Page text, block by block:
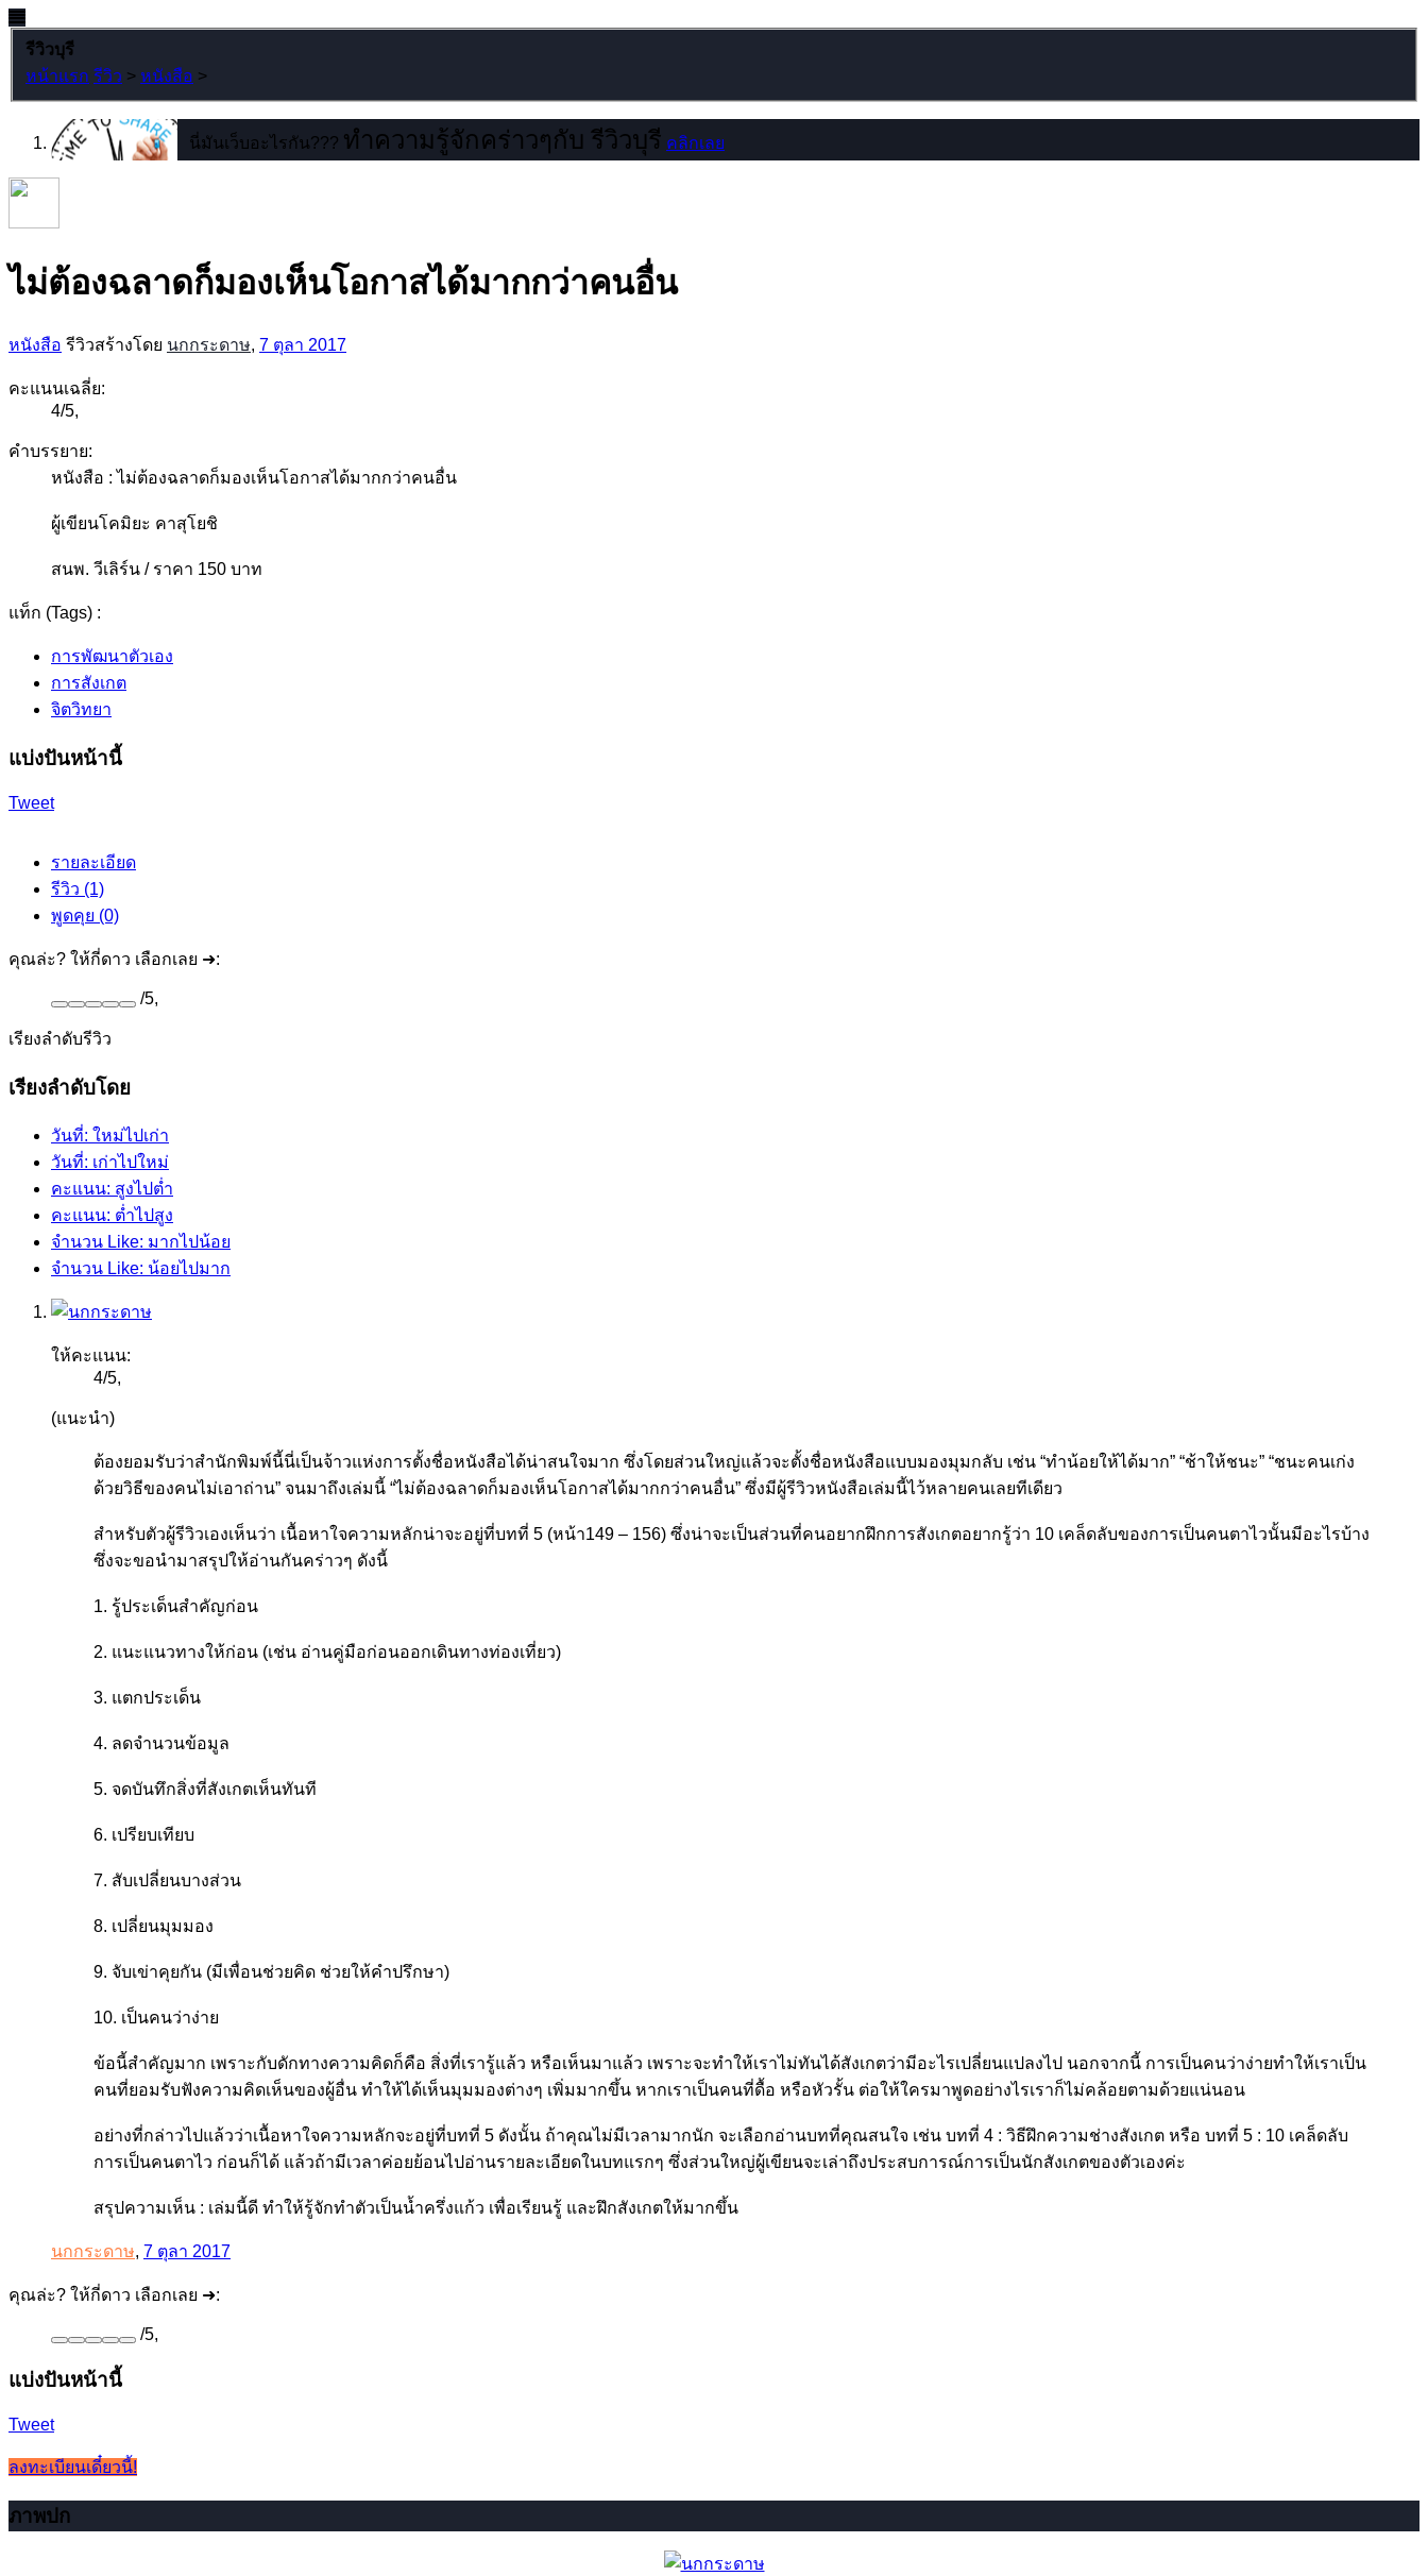
รีวิวบุรี
หน้าแรก รีวิว > หนังสือ >
นี่มันเว็บอะไรกัน??? ทำความรู้จักคร่าวๆกับ รีวิวบุรี คลิกเลย
ไม่ต้องฉลาดก็มองเห็นโอกาสได้มากกว่าคนอื่น
หนังสือ รีวิวสร้างโดย นกกระดาษ, 7 ตุลา 2017
คะแนนเฉลี่ย:
4/5,
คำบรรยาย:
หนังสือ : ไม่ต้องฉลาดก็มองเห็นโอกาสได้มากกว่าคนอื่น
ผู้เขียนโคมิยะ คาสุโยชิ
สนพ. วีเลิร์น / ราคา 150 บาท
แท็ก (Tags) :
การพัฒนาตัวเอง
การสังเกต
จิตวิทยา
แบ่งปันหน้านี้
Tweet
รายละเอียด
รีวิว (1)
พูดคุย (0)
คุณล่ะ? ให้กี่ดาว เลือกเลย ➜:
/5,
เรียงลำดับรีวิว
เรียงลำดับโดย
วันที่: ใหม่ไปเก่า
วันที่: เก่าไปใหม่
คะแนน: สูงไปต่ำ
คะแนน: ต่ำไปสูง
จำนวน Like: มากไปน้อย
จำนวน Like: น้อยไปมาก
ให้คะแนน:
4/5,
(แนะนำ)
ต้องยอมรับว่าสำนักพิมพ์นี้นี่เป็นจ้าวแห่งการตั้งชื่อหนังสือได้น่าสนใจมาก ซึ่งโดยส่วนใหญ่แล้วจะตั้งชื่อหนังสือแบบมองมุมกลับ เช่น “ทำน้อยให้ได้มาก” “ช้าให้ชนะ” “ชนะคนเก่ง
ด้วยวิธีของคนไม่เอาถ่าน” จนมาถึงเล่มนี้ “ไม่ต้องฉลาดก็มองเห็นโอกาสได้มากกว่าคนอื่น” ซึ่งมีผู้รีวิวหนังสือเล่มนี้ไว้หลายคนเลยทีเดียว
สำหรับตัวผู้รีวิวเองเห็นว่า เนื้อหาใจความหลักน่าจะอยู่ที่บทที่ 5 (หน้า149 – 156) ซึ่งน่าจะเป็นส่วนที่คนอยากฝึกการสังเกตอยากรู้ว่า 10 เคล็ดลับของการเป็นคนตาไวนั้นมีอะไรบ้าง
ซึ่งจะขอนำมาสรุปให้อ่านกันคร่าวๆ ดังนี้
1. รู้ประเด็นสำคัญก่อน
2. แนะแนวทางให้ก่อน (เช่น อ่านคู่มือก่อนออกเดินทางท่องเที่ยว)
3. แตกประเด็น
4. ลดจำนวนข้อมูล
5. จดบันทึกสิ่งที่สังเกตเห็นทันที
6. เปรียบเทียบ
7. สับเปลี่ยนบางส่วน
8. เปลี่ยนมุมมอง
9. จับเข่าคุยกัน (มีเพื่อนช่วยคิด ช่วยให้คำปรึกษา)
10. เป็นคนว่าง่าย
ข้อนี้สำคัญมาก เพราะกับดักทางความคิดก็คือ สิ่งที่เรารู้แล้ว หรือเห็นมาแล้ว เพราะจะทำให้เราไม่ทันได้สังเกตว่ามีอะไรเปลี่ยนแปลงไป นอกจากนี้ การเป็นคนว่าง่ายทำให้เราเป็น
คนที่ยอมรับฟังความคิดเห็นของผู้อื่น ทำให้ได้เห็นมุมมองต่างๆ เพิ่มมากขึ้น หากเราเป็นคนที่ดื้อ หรือหัวรั้น ต่อให้ใครมาพูดอย่างไรเราก็ไม่คล้อยตามด้วยแน่นอน
อย่างที่กล่าวไปแล้วว่าเนื้อหาใจความหลักจะอยู่ที่บทที่ 5 ดังนั้น ถ้าคุณไม่มีเวลามากนัก จะเลือกอ่านบทที่คุณสนใจ เช่น บทที่ 4 : วิธีฝึกความช่างสังเกต หรือ บทที่ 5 : 10 เคล็ดลับ
การเป็นคนตาไว ก่อนก็ได้ แล้วถ้ามีเวลาค่อยย้อนไปอ่านรายละเอียดในบทแรกๆ ซึ่งส่วนใหญ่ผู้เขียนจะเล่าถึงประสบการณ์การเป็นนักสังเกตของตัวเองค่ะ
สรุปความเห็น : เล่มนี้ดี ทำให้รู้จักทำตัวเป็นน้ำครึ่งแก้ว เพื่อเรียนรู้ และฝึกสังเกตให้มากขึ้น
นกกระดาษ, 7 ตุลา 2017
คุณล่ะ? ให้กี่ดาว เลือกเลย ➜:
/5,
แบ่งปันหน้านี้
Tweet
ลงทะเบียนเดี๋ยวนี้!
ภาพปก